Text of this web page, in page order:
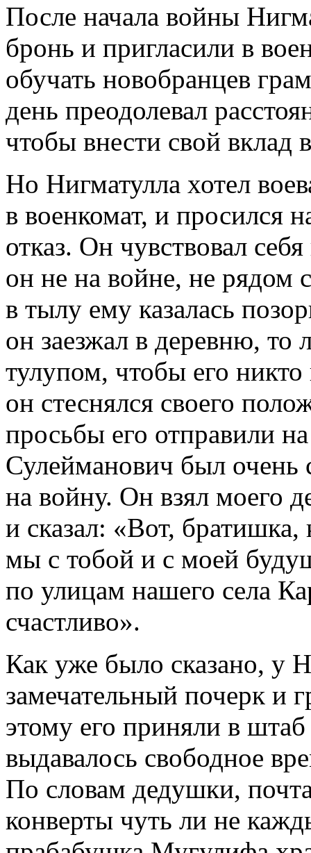
После начала войны
бронь и пригласили в
обучать новобранцев
день преодолевал
чтобы внести свой вклад
Но Нигматулла хотел
в военкомат, и просился
отказ. Он чувствовал
он не на войне, не рядом
в тылу ему казалась
он заезжал в деревню, то
тулупом, чтобы его
он стеснялся своего
просьбы его отправили
Сулейманович был очень
на войну. Он взял моего
и сказал: «Вот, братишка,
мы с тобой и с моей
по улицам нашего села
счастливо».
Как уже было сказано, у
замечательный почерк и
этому его приняли в штаб
выдавалось свободное
По словам дедушки,
конверты чуть ли не